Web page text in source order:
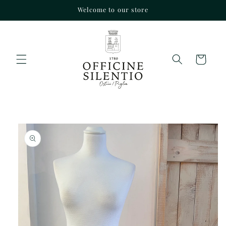
ai contenuti
Welcome to our store
Carrello
Passa alle
informazioni
sul prodotto